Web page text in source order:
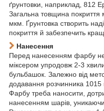
ґрунтовки, наприклад, 812
Загальна товщина
мкм. Ґрунтовка створить
покриття й забезпечить
Нанесення
Перед нанесенням фарбу
міксером упродовж 2-3
бульбашок. Залежно від
додавання розчинника 1015
Фарбу треба наносити,
нанесенням шарів, уникаючи